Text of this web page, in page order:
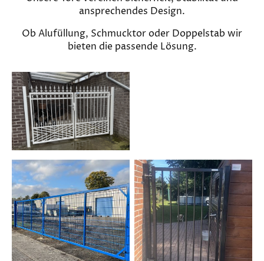
ansprechendes Design.
Ob Alufüllung, Schmucktor oder Doppelstab wir
bieten die passende Lösung.